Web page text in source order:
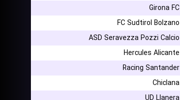
Girona FC
FC Sudtirol Bolzano
ASD Seravezza Pozzi Calcio
Hercules Alicante
Racing Santander
Chiclana